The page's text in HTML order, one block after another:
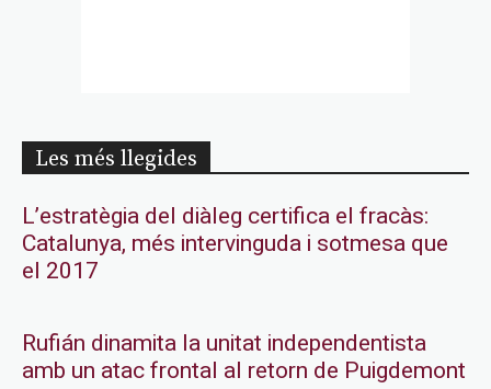
Les més llegides
L’estratègia del diàleg certifica el fracàs:
Catalunya, més intervinguda i sotmesa que
el 2017
Rufián dinamita la unitat independentista
amb un atac frontal al retorn de Puigdemont